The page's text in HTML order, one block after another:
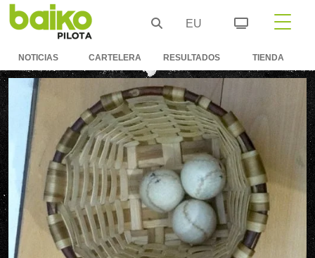
EU
NOTICIAS CARTELERA RESULTADOS TIENDA